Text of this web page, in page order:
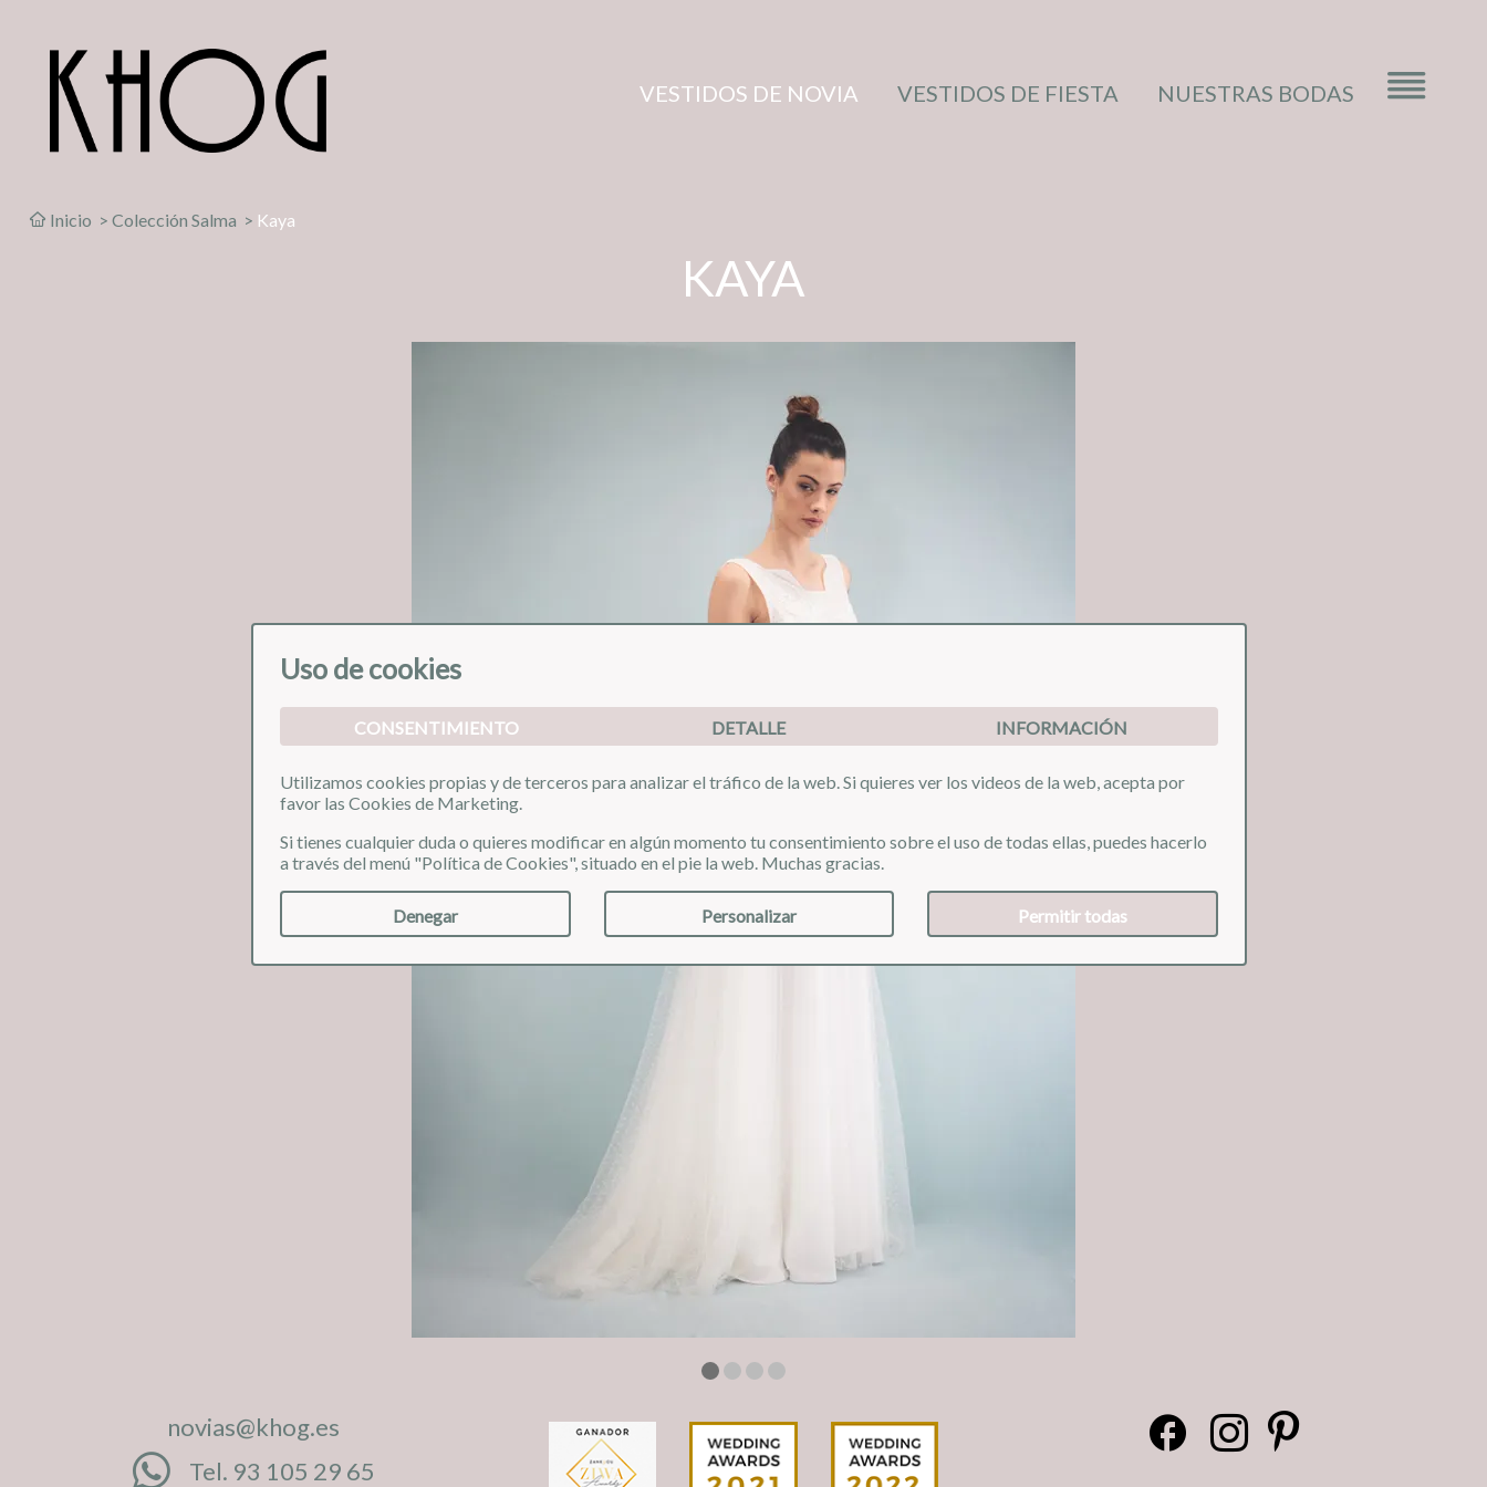
Uso de cookies
CONSENTIMIENTO DETALLE INFORMACIÓN
Utilizamos cookies propias y de terceros para analizar el tráfico de la web. Si quieres ver los videos de la web, acepta por
favor las Cookies de Marketing.
Si tienes cualquier duda o quieres modificar en algún momento tu consentimiento sobre el uso de todas ellas, puedes hacerlo
a través del menú "Política de Cookies", situado en el pie la web. Muchas gracias.
Denegar Personalizar Permitir todas
VESTIDOS DE NOVIA VESTIDOS DE FIESTA NUESTRAS BODAS
Inicio > Colección Salma > Kaya
KAYA
❮ ❯
novias@khog.es
Tel. 93 105 29 65